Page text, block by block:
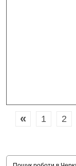
« 1 2